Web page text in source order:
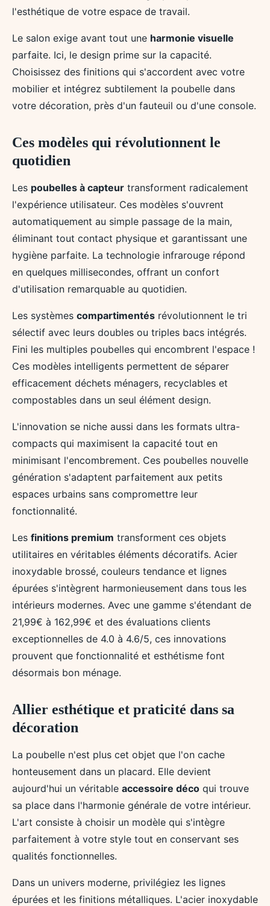
l'esthétique de votre espace de travail.
Le salon exige avant tout une harmonie visuelle
parfaite. Ici, le design prime sur la capacité.
Choisissez des finitions qui s'accordent avec votre
mobilier et intégrez subtilement la poubelle dans
votre décoration, près d'un fauteuil ou d'une console.
Ces modèles qui révolutionnent le
quotidien
Les poubelles à capteur transforment radicalement
l'expérience utilisateur. Ces modèles s'ouvrent
automatiquement au simple passage de la main,
éliminant tout contact physique et garantissant une
hygiène parfaite. La technologie infrarouge répond
en quelques millisecondes, offrant un confort
d'utilisation remarquable au quotidien.
Les systèmes compartimentés révolutionnent le tri
sélectif avec leurs doubles ou triples bacs intégrés.
Fini les multiples poubelles qui encombrent l'espace !
Ces modèles intelligents permettent de séparer
efficacement déchets ménagers, recyclables et
compostables dans un seul élément design.
L'innovation se niche aussi dans les formats ultra-
compacts qui maximisent la capacité tout en
minimisant l'encombrement. Ces poubelles nouvelle
génération s'adaptent parfaitement aux petits
espaces urbains sans compromettre leur
fonctionnalité.
Les finitions premium transforment ces objets
utilitaires en véritables éléments décoratifs. Acier
inoxydable brossé, couleurs tendance et lignes
épurées s'intègrent harmonieusement dans tous les
intérieurs modernes. Avec une gamme s'étendant de
21,99€ à 162,99€ et des évaluations clients
exceptionnelles de 4.0 à 4.6/5, ces innovations
prouvent que fonctionnalité et esthétisme font
désormais bon ménage.
Allier esthétique et praticité dans sa
décoration
La poubelle n'est plus cet objet que l'on cache
honteusement dans un placard. Elle devient
aujourd'hui un véritable accessoire déco qui trouve
sa place dans l'harmonie générale de votre intérieur.
L'art consiste à choisir un modèle qui s'intègre
parfaitement à votre style tout en conservant ses
qualités fonctionnelles.
Dans un univers moderne, privilégiez les lignes
épurées et les finitions métalliques. L'acier inoxydable